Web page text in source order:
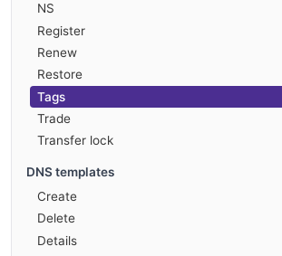
NS
Register
Renew
Restore
Tags
Trade
Transfer lock
DNS templates
Create
Delete
Details